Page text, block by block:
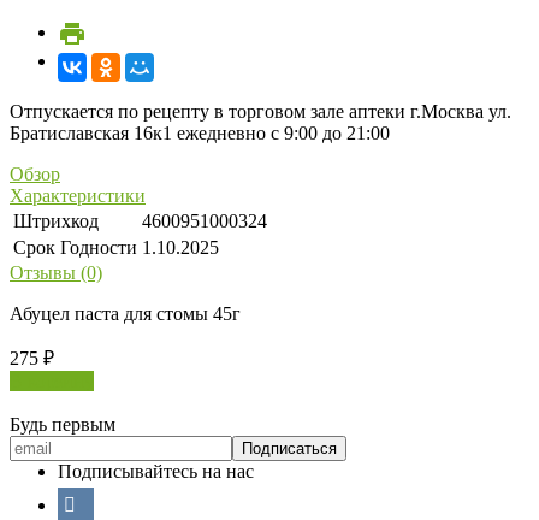
Отпускается по рецепту в торговом зале аптеки г.Москва ул.
Братиславская 16к1 ежедневно с 9:00 до 21:00
Обзор
Характеристики
Штрихкод
4600951000324
Срок Годности 1.10.2025
Отзывы (0)
Абуцел паста для стомы 45г
275 ₽
Будь первым
Подписывайтесь на нас